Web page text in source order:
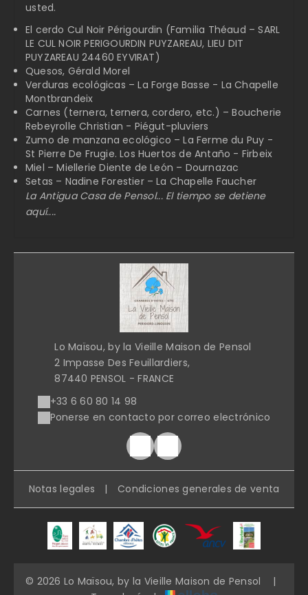
usted.
El cerdo Cul Noir Périgourdin (Familia Théaud – SARL
LE CUL NOIR PERIGOURDIN PUYZAREAU, LIEU DIT
PUYZAREAU 24460 EYVIRAT)
Quesos, Gérald Morel
Verduras ecológicas – La Forge Basse - La Chapelle
Montbrandeix
Carnes (ternera, ternera, cordero, etc.) – Boucherie
Rebeyrolle Christian - Piégut-pluviers
Zumo de manzana ecológico – La Ferme du Puy -
St Pierre De Frugie. Los Huertos de Antaño - Firbeix
Miel – Miellerie Diente de León – Dournazac
Setas – Nadine Forestier – La Chapelle Faucher
La Antigua Casa de Pensol... El tiempo se detiene
aquí....
Lo Maïsou, by la Vieille Maison de Pensol
2 Impasse Des Feuillardiers,
87440 PENSOL - FRANCE
+33 6 60 80 14 98
Ponerse en contacto por correo electrónico
Notas legales | Condiciones generales de venta
© 2026 Lo Maïsou, by la Vieille Maison de Pensol
|